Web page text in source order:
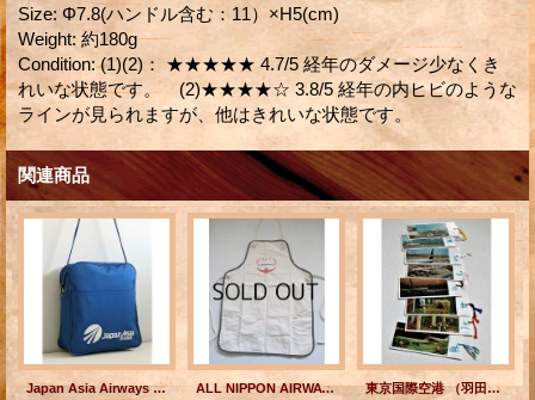
Size: Φ7.8(ハンドル含む：11）×H5(cm)
Weight: 約180g
Condition: (1)(2)： ★★★★★ 4.7/5 経年のダメージ少なくき
れいな状態です。 (2)★★★★☆ 3.8/5 経年の内ヒビのような
ラインが見られますが、他はきれいな状態です。
関連商品
Japan Asia Airways 日本アジア航空 エアラインバッグ/ ショルダーバック
ALL NIPPON AIRWAYS FLY エプロン size:L66×W51
東京国際空港 （羽田空港） しおり8枚セット